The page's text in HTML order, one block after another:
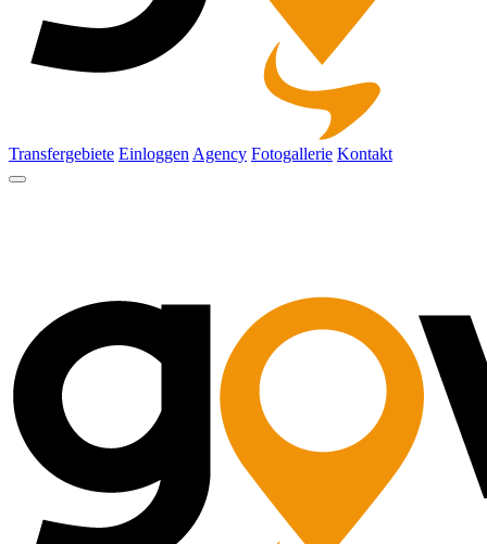
Transfergebiete Einloggen Agency Fotogallerie Kontakt